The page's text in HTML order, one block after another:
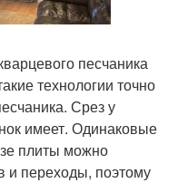
песчаника
технологии точно
Срез у
имеет. Одинаковые
плиты можно
и переходы, поэтому